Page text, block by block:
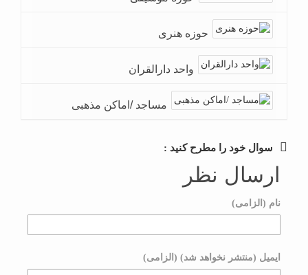
حوزه هنری
واحد دارالقران
مساجد /اماکن مذهبی
سوال خود را مطرح کنید :
ارسال نظر
نام (الزامی)
ایمیل (منتشر نخواهد شد) (الزامی)